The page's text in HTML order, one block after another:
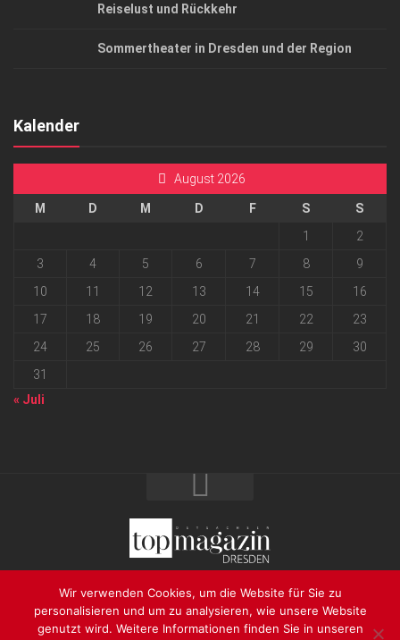
Reiselust und Rückkehr
Sommertheater in Dresden und der Region
Kalender
August 2026
M D M D F S
S
1
2
3
4 5 6 7 8
9
10
11 12 13 14 15
16
17
18 19 20 21 22
23
24
25 26 27 28 29
30
31
« Juli
2026 progressmedia Verlag & Werbeagentur GmbH • Bautzner
Landstraße 62 • 01324 Dresden
Wir verwenden Cookies, um die Website für Sie zu
personalisieren und um zu analysieren, wie unsere Website
genutzt wird. Weitere Informationen finden Sie in unseren